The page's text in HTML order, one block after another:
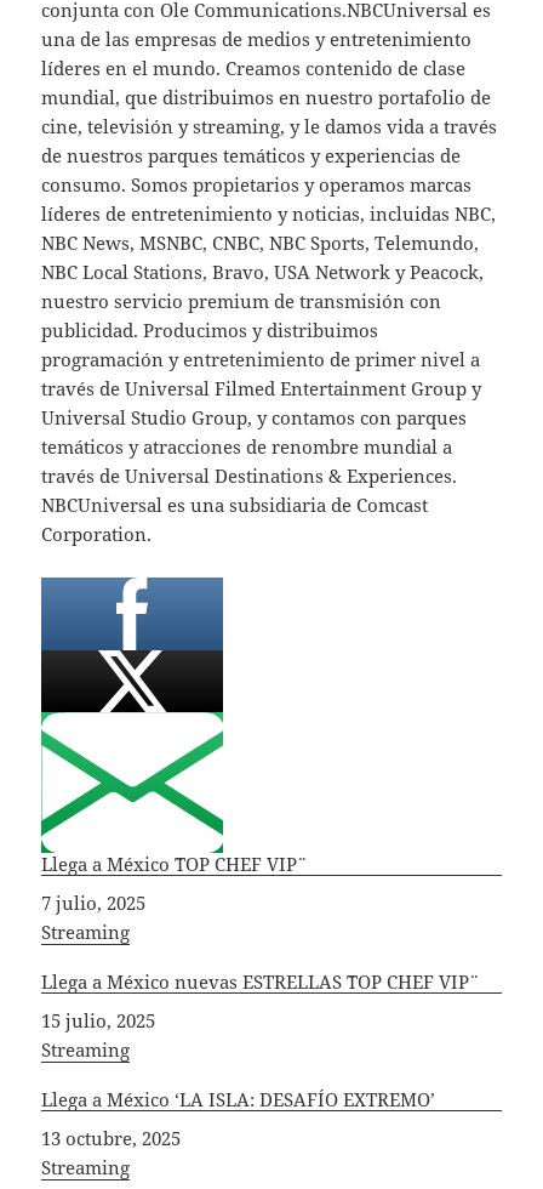
conjunta con Ole Communications.NBCUniversal es
una de las empresas de medios y entretenimiento
líderes en el mundo. Creamos contenido de clase
mundial, que distribuimos en nuestro portafolio de
cine, televisión y streaming, y le damos vida a través
de nuestros parques temáticos y experiencias de
consumo. Somos propietarios y operamos marcas
líderes de entretenimiento y noticias, incluidas NBC,
NBC News, MSNBC, CNBC, NBC Sports, Telemundo,
NBC Local Stations, Bravo, USA Network y Peacock,
nuestro servicio premium de transmisión con
publicidad. Producimos y distribuimos
programación y entretenimiento de primer nivel a
través de Universal Filmed Entertainment Group y
Universal Studio Group, y contamos con parques
temáticos y atracciones de renombre mundial a
través de Universal Destinations & Experiences.
NBCUniversal es una subsidiaria de Comcast
Corporation.
Llega a México ¨TOP CHEF VIP¨
Fecha
7 julio, 2025
In relation to
Streaming
Llega a México nuevas ESTRELLAS ¨TOP CHEF VIP¨
Fecha
15 julio, 2025
In relation to
Streaming
Llega a México ‘LA ISLA: DESAFÍO EXTREMO’
Fecha
13 octubre, 2025
In relation to
Streaming